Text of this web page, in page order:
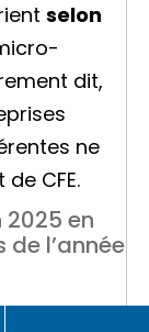
selon
dit,
ne
CFE.
en
l’année